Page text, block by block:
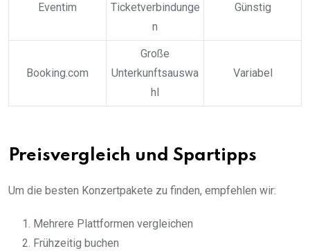
Eventim
Ticketverbindunge
n
Günstig
Booking.com
Große
Unterkunftsauswa
hl
Variabel
Preisvergleich und Spartipps
Um die besten Konzertpakete zu finden, empfehlen wir:
Mehrere Plattformen vergleichen
Frühzeitig buchen